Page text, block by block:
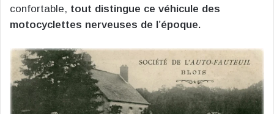
confortable, tout distingue ce véhicule des
motocyclettes nerveuses de l’époque.